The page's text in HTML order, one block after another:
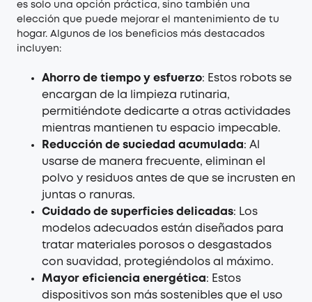
es solo una opción práctica, sino también una
elección que puede mejorar el mantenimiento de tu
hogar. Algunos de los beneficios más destacados
incluyen:
Ahorro de tiempo y esfuerzo: Estos robots se
encargan de la limpieza rutinaria,
permitiéndote dedicarte a otras actividades
mientras mantienen tu espacio impecable.
Reducción de suciedad acumulada: Al
usarse de manera frecuente, eliminan el
polvo y residuos antes de que se incrusten en
juntas o ranuras.
Cuidado de superficies delicadas: Los
modelos adecuados están diseñados para
tratar materiales porosos o desgastados
con suavidad, protegiéndolos al máximo.
Mayor eficiencia energética: Estos
dispositivos son más sostenibles que el uso